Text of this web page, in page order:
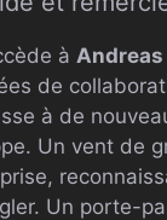
à
de
à de
Un vent de
Un porte-